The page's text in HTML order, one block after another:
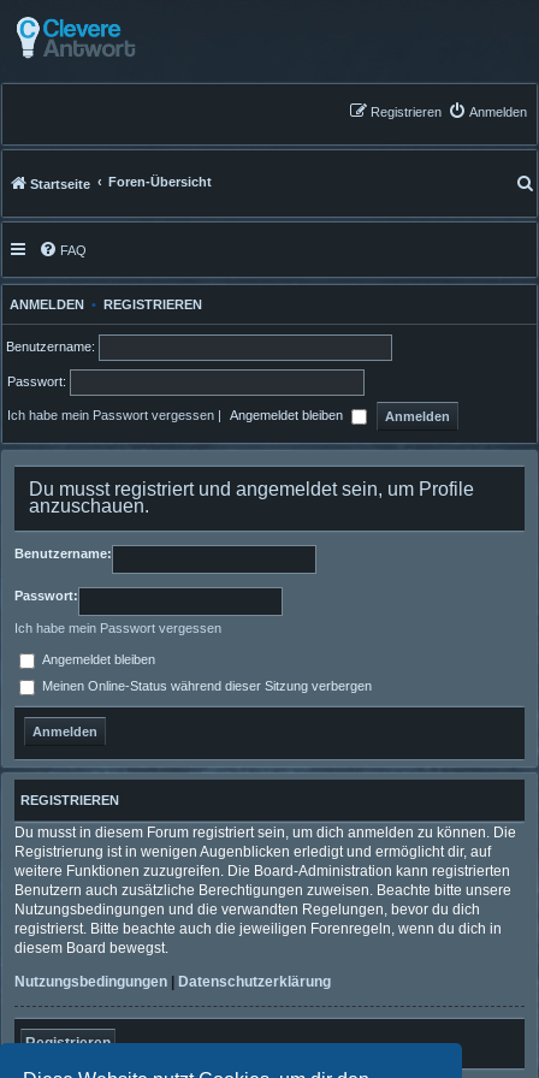
Anmelden
Registrieren
Startseite Foren-Übersicht
FAQ
ANMELDEN • REGISTRIEREN
Benutzername:
Passwort:
Ich habe mein Passwort vergessen | Angemeldet bleiben
Du musst registriert und angemeldet sein, um Profile
anzuschauen.
Benutzername:
Passwort:
Ich habe mein Passwort vergessen
Angemeldet bleiben
Meinen Online-Status während dieser Sitzung verbergen
REGISTRIEREN
Du musst in diesem Forum registriert sein, um dich anmelden zu können. Die
Registrierung ist in wenigen Augenblicken erledigt und ermöglicht dir, auf
weitere Funktionen zuzugreifen. Die Board-Administration kann registrierten
Benutzern auch zusätzliche Berechtigungen zuweisen. Beachte bitte unsere
Nutzungsbedingungen und die verwandten Regelungen, bevor du dich
registrierst. Bitte beachte auch die jeweiligen Forenregeln, wenn du dich in
diesem Board bewegst.
Nutzungsbedingungen
Datenschutzerklärung
Registrieren